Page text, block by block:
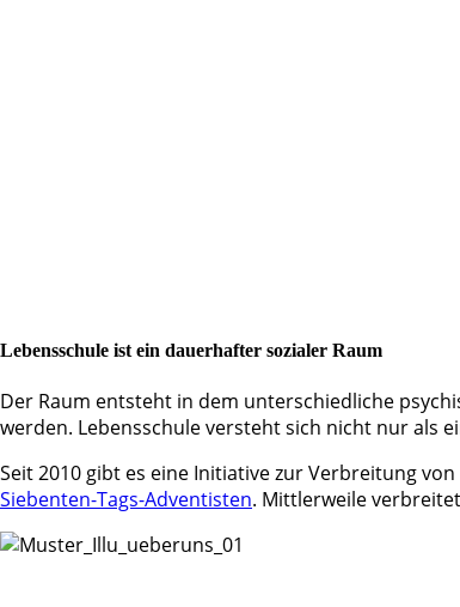
Lebensschule ist ein dauerhafter sozialer Raum
Der Raum entsteht in dem unterschiedliche
werden. Lebensschule versteht sich nicht nur als
Seit 2010 gibt es eine Initiative zur Verbreitung
Siebenten-Tags-Adventisten. Mittlerweile